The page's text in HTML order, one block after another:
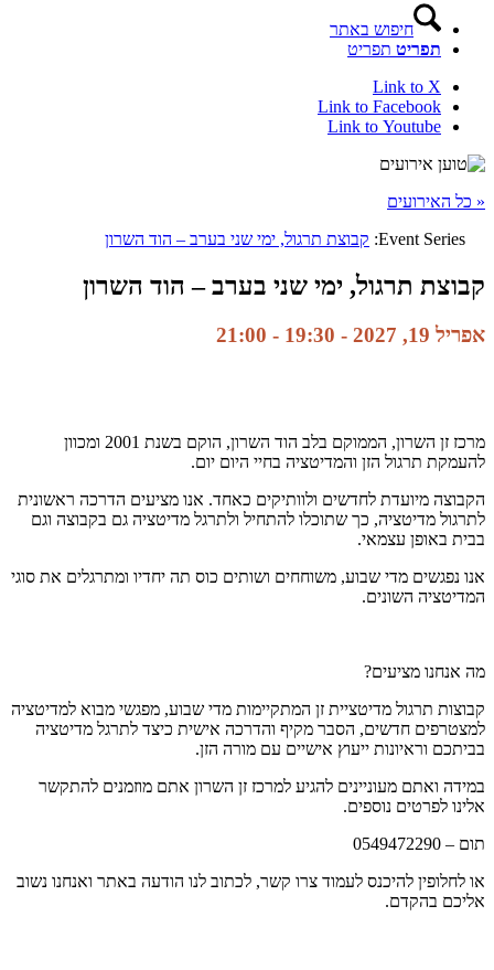
חיפוש באתר
תפריט תפריט
Link to X
Link to Facebook
Link to Youtube
« כל האירועים
Event Series: קבוצת תרגול, ימי שני בערב – הוד השרון
קבוצת תרגול, ימי שני בערב – הוד השרון
אפריל 19, 2027 - 19:30 -
21:00
מרכז זן השרון, הממוקם בלב הוד השרון, הוקם בשנת 2001 ומכוון
להעמקת תרגול הזן והמדיטציה בחיי היום יום.
הקבוצה מיועדת לחדשים ולוותיקים כאחד. אנו מציעים הדרכה ראשונית
לתרגול מדיטציה, כך שתוכלו להתחיל ולתרגל מדיטציה גם בקבוצה וגם
בבית באופן עצמאי.
אנו נפגשים מדי שבוע, משוחחים ושותים כוס תה יחדיו ומתרגלים את סוגי
המדיטציה השונים.
מה אנחנו מציעים?
בביתכם וראיונות ייעוץ אישיים עם מורה הזן.
אלינו לפרטים נוספים.
תום – 0549472290
אליכם בהקדם.